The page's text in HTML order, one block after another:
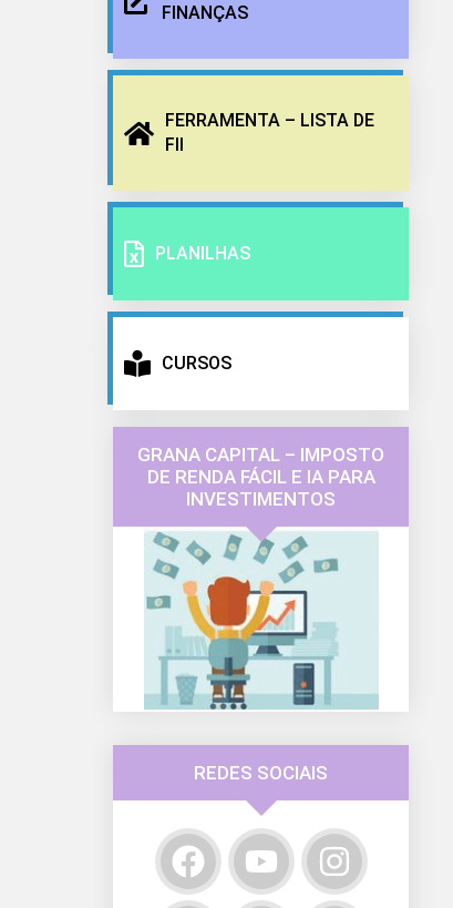
FINANÇAS
FERRAMENTA – LISTA DE
FII
PLANILHAS
CURSOS
GRANA CAPITAL – IMPOSTO
DE RENDA FÁCIL E IA PARA
INVESTIMENTOS
REDES SOCIAIS